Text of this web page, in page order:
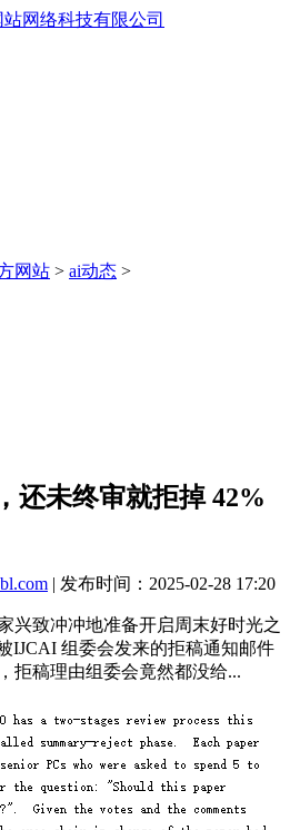
网站 > ai动态 >
还未终审就拒掉 42%
| 发布时间：2025-02-28 17:20
致冲冲地准备开启周末好时光之
IJCAI 组委会发来的拒稿通知邮件
拒稿理由组委会竟然都没给...